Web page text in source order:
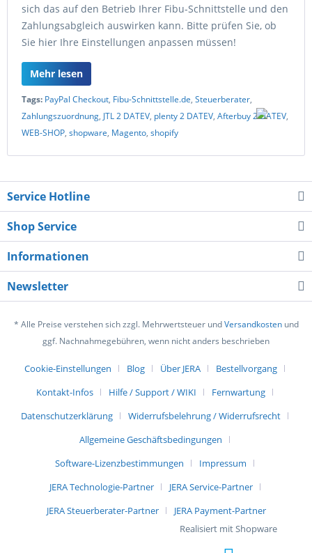
sich das auf den Betrieb Ihrer Fibu-Schnittstelle und den
Zahlungsabgleich auswirken kann. Bitte prüfen Sie, ob
Sie hier Ihre Einstellungen anpassen müssen!
Mehr lesen
Tags: PayPal Checkout, Fibu-Schnittstelle.de, Steuerberater,
Zahlungszuordnung, JTL 2 DATEV, plenty 2 DATEV, Afterbuy 2 DATEV,
WEB-SHOP, shopware, Magento, shopify
Service Hotline
Shop Service
Informationen
Newsletter
* Alle Preise verstehen sich zzgl. Mehrwertsteuer undVersandkostenund
ggf. Nachnahmegebühren, wenn nicht anders beschrieben
Cookie-Einstellungen Blog Über JERA
Bestellvorgang
Kontakt-Infos
Hilfe / Support / WIKI
Fernwartung
Datenschutzerklärung
Widerrufsbelehrung / Widerrufsrecht
Allgemeine Geschäftsbedingungen
Software-Lizenzbestimmungen
Impressum
JERA Technologie-Partner
JERA Service-Partner
JERA Steuerberater-Partner
JERA Payment-Partner
Realisiert mit Shopware